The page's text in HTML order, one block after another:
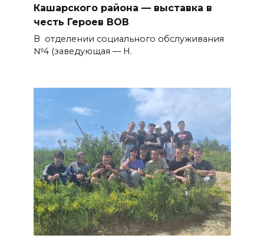
Кашарского района — выставка в
честь Героев ВОВ
В отделении социального обслуживания
№4 (заведующая — Н.